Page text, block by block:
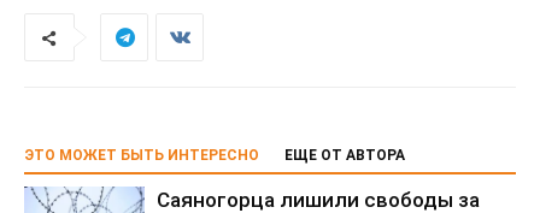
ЭТО МОЖЕТ БЫТЬ ИНТЕРЕСНО ЕЩЕ ОТ АВТОРА
Саяногорца лишили свободы за